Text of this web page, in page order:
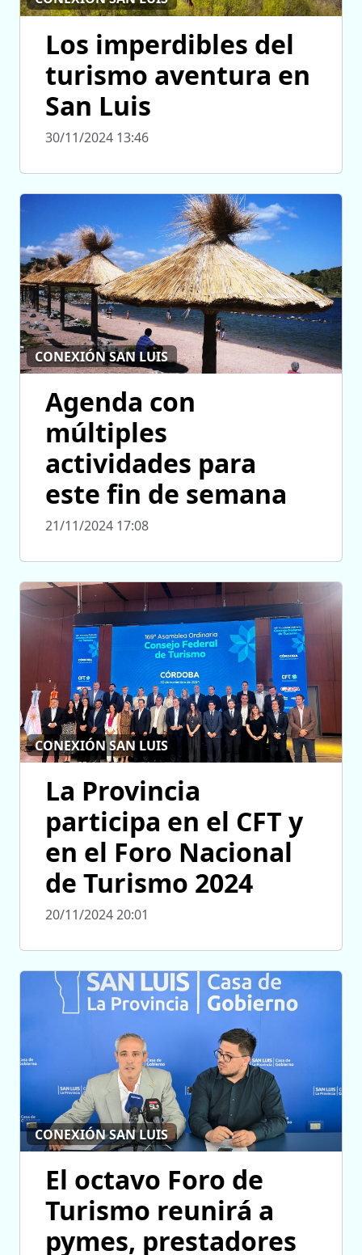
Los imperdibles del
turismo aventura en
San Luis
30/11/2024 13:46
CONEXIÓN SAN LUIS
Agenda con
múltiples
actividades para
este fin de semana
21/11/2024 17:08
CONEXIÓN SAN LUIS
La Provincia
participa en el CFT y
en el Foro Nacional
de Turismo 2024
20/11/2024 20:01
CONEXIÓN SAN LUIS
El octavo Foro de
Turismo reunirá a
pymes, prestadores